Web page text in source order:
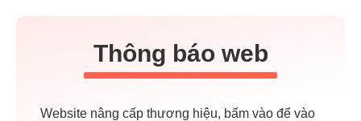
Thông báo web
Website nâng cấp thương hiệu, bấm vào để vào